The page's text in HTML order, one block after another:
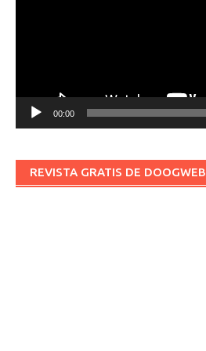
00:00
REVISTA GRATIS DE DOOGWEB